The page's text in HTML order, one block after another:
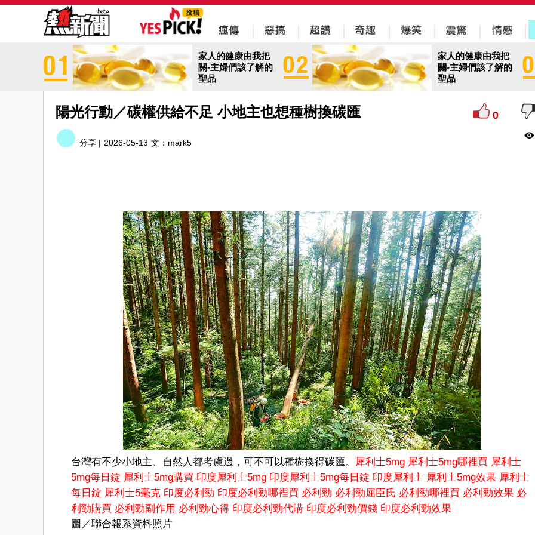
家人的健康由我把
關-主婦們該了解的
聖品
家人的健康由我把
關-主婦們該了解的
聖品
陽光行動／碳權供給不足 小地主也想種樹換碳匯 0
分享 | 2026-05-13 文： mark5
台灣有不少小地主、自然人都考慮過，可不可以種樹換得碳匯。 犀利士5mg 犀利士5mg哪裡買 犀利士
5mg每日錠 犀利士5mg購買 印度犀利士5mg 印度犀利士5mg每日錠 印度犀利士 犀利士5mg效果 犀利士
每日錠 犀利士5毫克 印度必利勁 印度必利勁哪裡買 必利勁 必利勁屈臣氏 必利勁哪裡買 必利勁效果 必
利勁購買 必利勁副作用 必利勁心得 印度必利勁代購 印度必利勁價錢 印度必利勁效果
圖／聯合報系資料照片